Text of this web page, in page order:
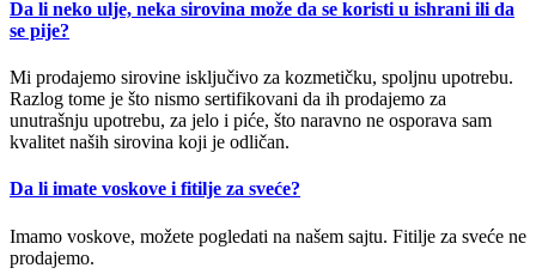
Da li neko ulje, neka sirovina može da se koristi u ishrani ili da
se pije?
Mi prodajemo sirovine isključivo za kozmetičku, spoljnu upotrebu.
Razlog tome je što nismo sertifikovani da ih prodajemo za
unutrašnju upotrebu, za jelo i piće, što naravno ne osporava sam
kvalitet naših sirovina koji je odličan.
Da li imate voskove i fitilje za sveće?
Imamo voskove, možete pogledati na našem sajtu. Fitilje za sveće ne
prodajemo.